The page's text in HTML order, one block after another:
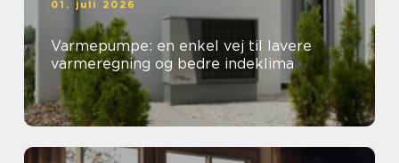
01. juli 2026
Varmepumpe: en enkel vej til lavere
varmeregning og bedre indeklima